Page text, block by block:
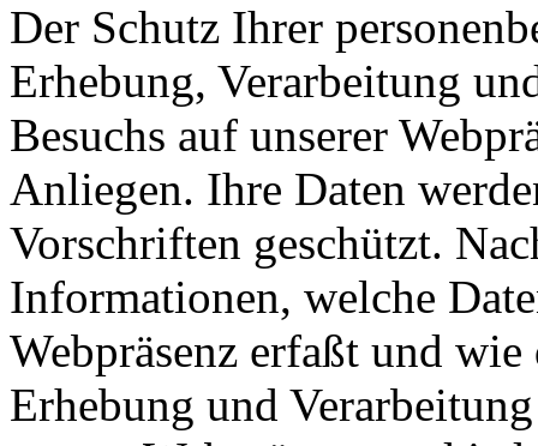
Der Schutz Ihrer
Erhebung, Verarbeitung
Besuchs auf unserer
Anliegen. Ihre Daten
Vorschriften geschützt.
Informationen, welche
Webpräsenz erfaßt und
Erhebung und